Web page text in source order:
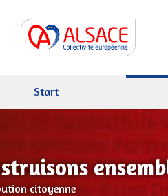
Start
citoyenne